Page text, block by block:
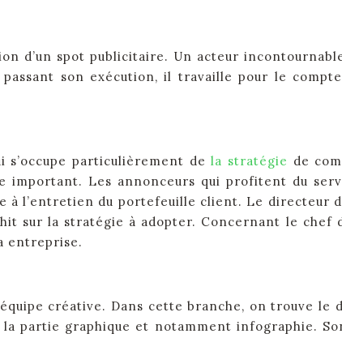
d’un spot publicitaire. Un acteur
son exécution, il travaille pour le
s’occupe particulièrement dela stratégie de
Les annonceurs qui profitent du
à l’entretien du portefeuille client. Le directeur
sur la stratégie à adopter. Concernant le chef
entreprise.
créative. Dans cette branche, on trouve
partie graphique et notamment infographie.